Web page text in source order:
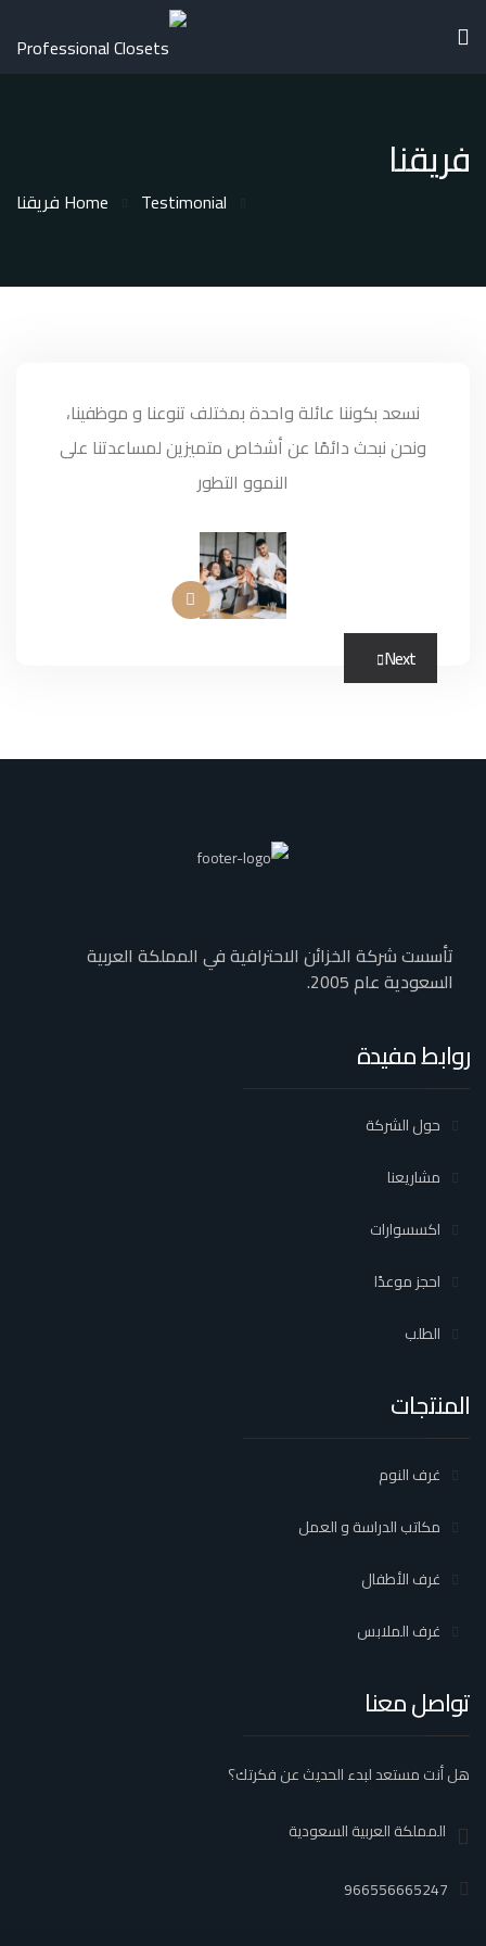
فريقنا
Home Testimonial فريقنا
نسعد بكوننا عائلة واحدة بمختلف تنوعنا و موظفينا،
ونحن نبحث دائمًا عن أشخاص متميزين لمساعدتنا على
النموو التطور
Next
تأسست شركة الخزائن الاحترافية في المملكة العربية
السعودية عام 2005.
روابط مفيدة
حول الشركة
مشاريعنا
اكسسوارات
احجز موعدًا
الطلب
المنتجات
غرف النوم
مكاتب الدراسة و العمل
غرف الأطفال
غرف الملابس
تواصل معنا
هل أنت مستعد لبدء الحديث عن فكرتك؟
المملكة العربية السعودية
966556665247